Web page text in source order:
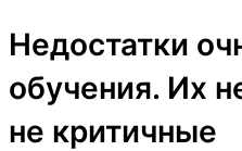
Недостатки
обучения. Их
не критичные